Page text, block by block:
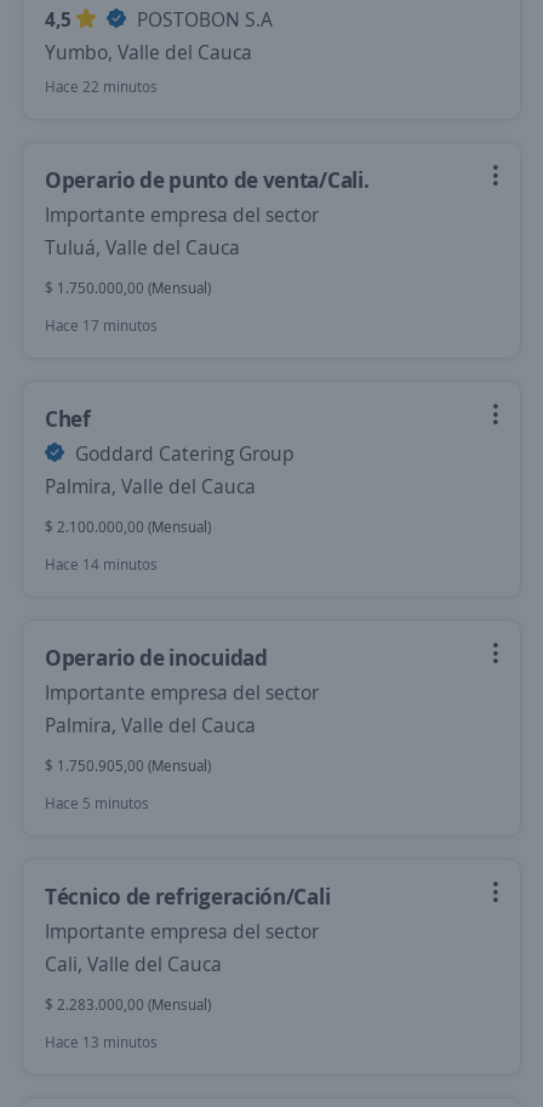
4,5
POSTOBON S.A
Yumbo, Valle del Cauca
Hace 22 minutos
Operario de punto de venta/Cali.
Importante empresa del sector
Tuluá, Valle del Cauca
$ 1.750.000,00 (Mensual)
Hace 17 minutos
Chef
Goddard Catering Group
Palmira, Valle del Cauca
$ 2.100.000,00 (Mensual)
Hace 14 minutos
Operario de inocuidad
Importante empresa del sector
Palmira, Valle del Cauca
$ 1.750.905,00 (Mensual)
Hace 5 minutos
Técnico de refrigeración/Cali
Importante empresa del sector
Cali, Valle del Cauca
$ 2.283.000,00 (Mensual)
Hace 13 minutos